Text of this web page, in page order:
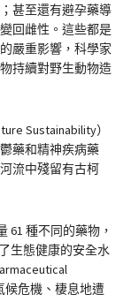
甚至還有避孕藥導
回雌性。這些都是
嚴重影響，科學家
持續對野生動物造
Sustainability）
藥和精神疾病藥
流中殘留有古柯
61 種不同的藥物，
生態健康的安全水
危機、棲息地遭